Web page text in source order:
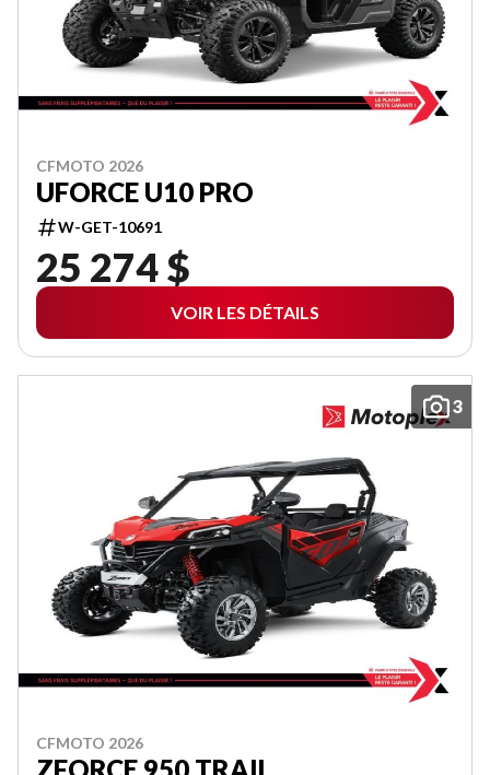
CFMOTO 2026
UFORCE U10 PRO
W-GET-10691
25 274 $
VOIR LES DÉTAILS
3
CFMOTO 2026